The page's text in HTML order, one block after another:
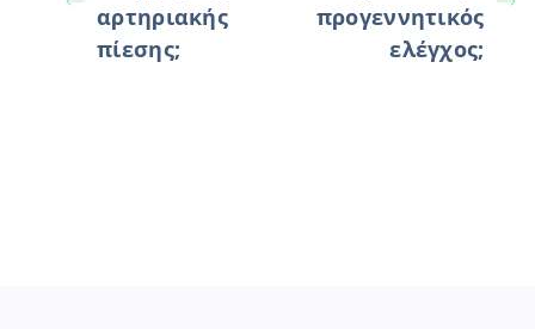
αρτηριακής
πίεσης;
προγεννητικός
ελέγχος;